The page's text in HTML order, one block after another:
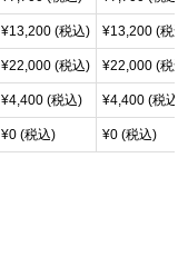
¥13,200 (税込) ¥13,200 (税
¥22,000 (税込) ¥22,000 (税
¥4,400 (税込) ¥4,400 (税込)
¥0 (税込) ¥0 (税込)